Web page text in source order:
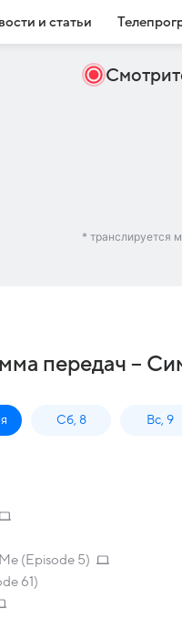
и статьи
* транслируется
передач –
Сб, 8 Вс, 9
(Episode 5)
61)